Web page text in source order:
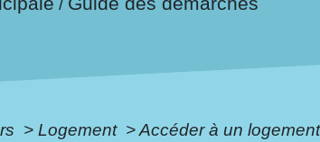
/
> Logement >Accéder à un